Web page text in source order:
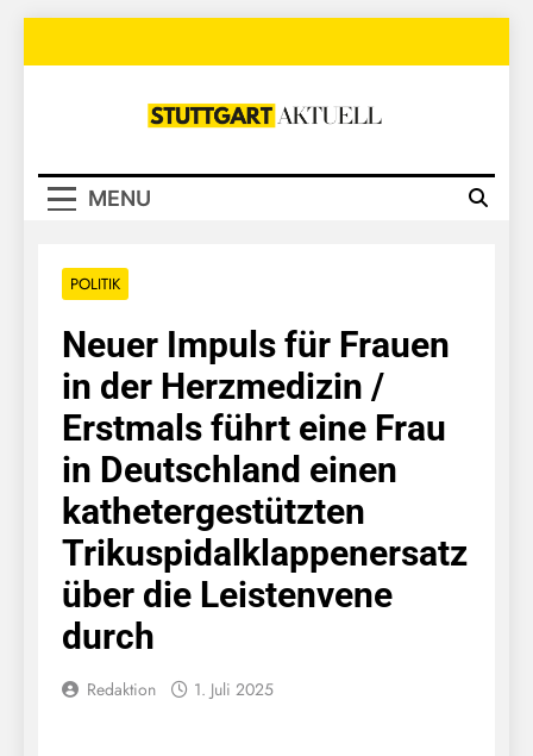
Stuttgart
MENU
POLITIK
Neuer Impuls für Frauen
in der Herzmedizin /
Erstmals führt eine Frau
in Deutschland einen
kathetergestützten
Trikuspidalklappenersatz
über die Leistenvene
durch
Redaktion 1. Juli 2025